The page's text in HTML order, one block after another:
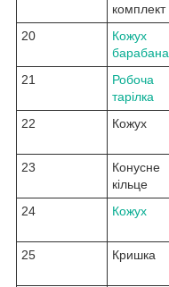
комплект
20
Кожух
барабана
21
Робоча
тарілка
22 Кожух
23
Конусне
кільце
24 Кожух
25 Кришка